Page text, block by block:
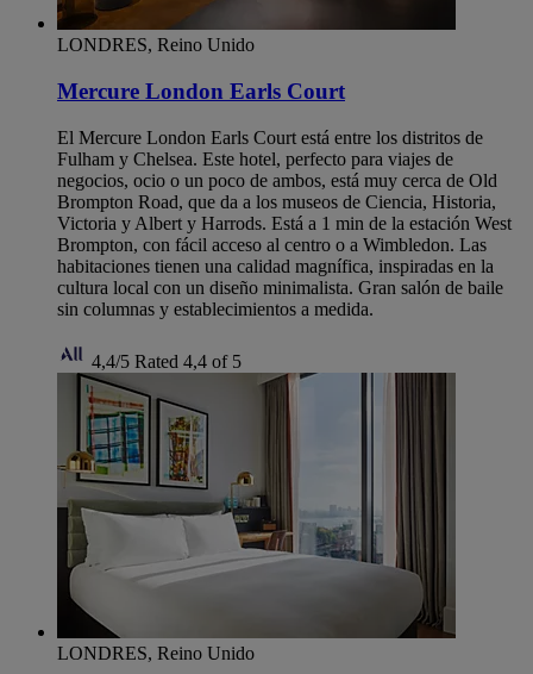
LONDRES, Reino Unido
Mercure London Earls Court
El Mercure London Earls Court está entre los distritos de
Fulham y Chelsea. Este hotel, perfecto para viajes de
negocios, ocio o un poco de ambos, está muy cerca de Old
Brompton Road, que da a los museos de Ciencia, Historia,
Victoria y Albert y Harrods. Está a 1 min de la estación West
Brompton, con fácil acceso al centro o a Wimbledon. Las
habitaciones tienen una calidad magnífica, inspiradas en la
cultura local con un diseño minimalista. Gran salón de baile
sin columnas y establecimientos a medida.
4,4/5 Rated 4,4 of 5
LONDRES, Reino Unido